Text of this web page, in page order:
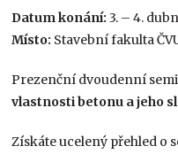
Datum konání: 3. – 4.
Místo: Stavební fakulta
Prezenční dvoudenní
vlastnosti betonu a jeho
Získáte ucelený přehled o